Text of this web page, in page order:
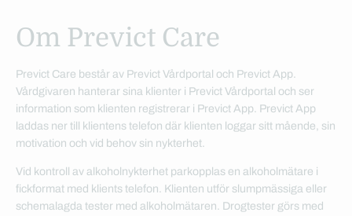
Om Previct Care
Previct Care består av Previct Vårdportal och Previct App.
Vårdgivaren hanterar sina klienter i Previct Vårdportal och ser
information som klienten registrerar i Previct App. Previct App
laddas ner till klientens telefon där klienten loggar sitt mående, sin
motivation och vid behov sin nykterhet.
Vid kontroll av alkoholnykterhet parkopplas en alkoholmätare i
fickformat med klients telefon. Klienten utför slumpmässiga eller
schemalagda tester med alkoholmätaren. Drogtester görs med